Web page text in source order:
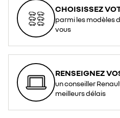
CHOISISSEZ
parmi les modèles
vous
RENSEIGNEZ
un conseiller
meilleurs délais